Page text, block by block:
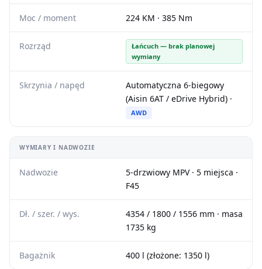
Moc / moment 224 KM · 385 Nm
Rozrząd
Łańcuch — brak planowej
wymiany
Skrzynia / napęd
Automatyczna 6-biegowy
(Aisin 6AT / eDrive Hybrid) ·
AWD
WYMIARY I NADWOZIE
Nadwozie
5-drzwiowy MPV · 5 miejsca ·
F45
Dł. / szer. / wys.
4354 / 1800 / 1556 mm · masa
1735 kg
Bagażnik 400 l (złożone: 1350 l)